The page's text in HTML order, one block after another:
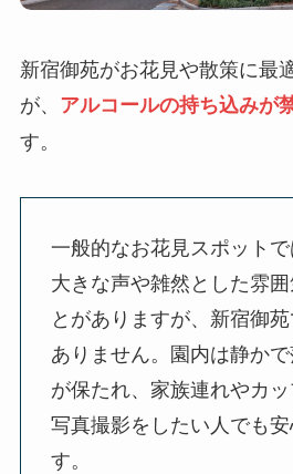
新宿御苑がお花見や散策に最
が、 アルコールの持ち込みが
す。
一般的なお花見スポット
大きな声や雑然とした雰
とがありますが、新宿御
ありません。園内は静か
が保たれ、家族連れやカ
写真撮影をしたい人でも
す。